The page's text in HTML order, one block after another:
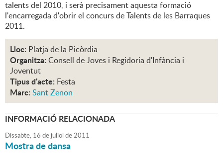
talents del 2010, i serà precisament aquesta formació
l'encarregada d'obrir el concurs de Talents de les Barraques
2011.
Lloc: Platja de la Picòrdia
Organitza: Consell de Joves i Regidoria d'Infància i
Joventut
Tipus d'acte: Festa
Marc: Sant Zenon
INFORMACIÓ RELACIONADA
Dissabte, 16 de juliol de2011
Mostra de dansa